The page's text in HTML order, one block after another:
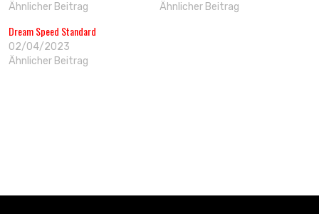
Ähnlicher Beitrag
Ähnlicher Beitrag
Dream Speed Standard
02/04/2023
Ähnlicher Beitrag